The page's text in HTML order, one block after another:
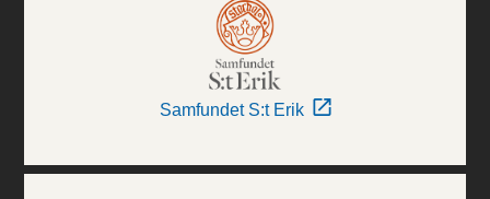
Samfundet S:t Erik